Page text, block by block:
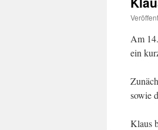
Am
ein
sowie
Klaus